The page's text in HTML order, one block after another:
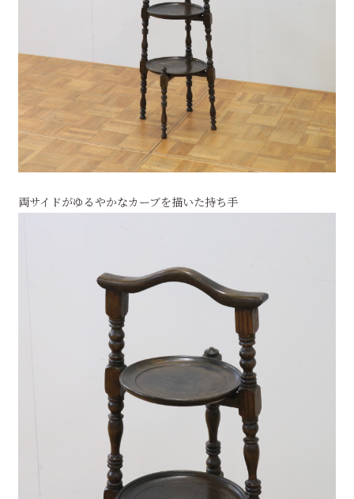
両サイドがゆるやかなカーブを描いた持ち手